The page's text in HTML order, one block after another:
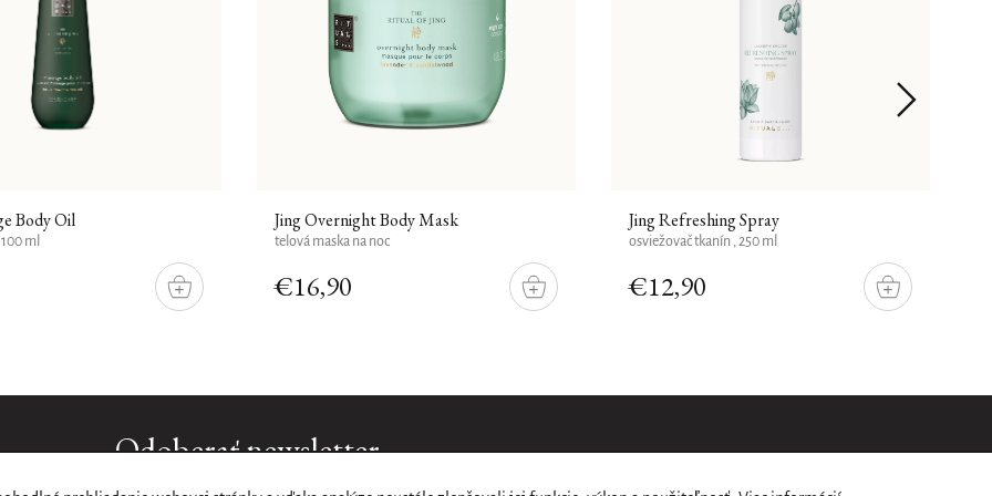
Body Oil
DO
KOŠÍKU
ml
Jing Overnight Body Mask
€16,90
DO
KOŠÍKU
telová maska na noc
Jing Refreshing Spray
€12,90
DO
KOŠÍKU
osviežovač tkanín , 250 ml
Odoberať newsletter